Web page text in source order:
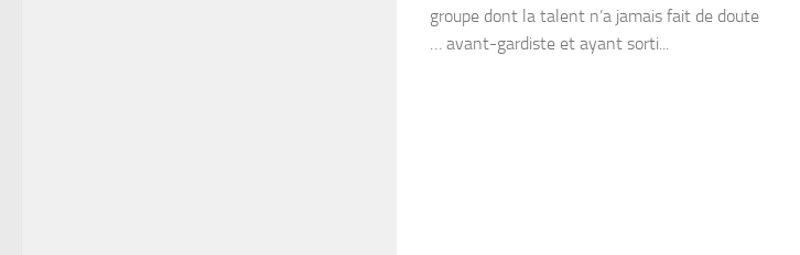
groupe dont la talent n’a jamais fait de doute
… avant-gardiste et ayant sorti...